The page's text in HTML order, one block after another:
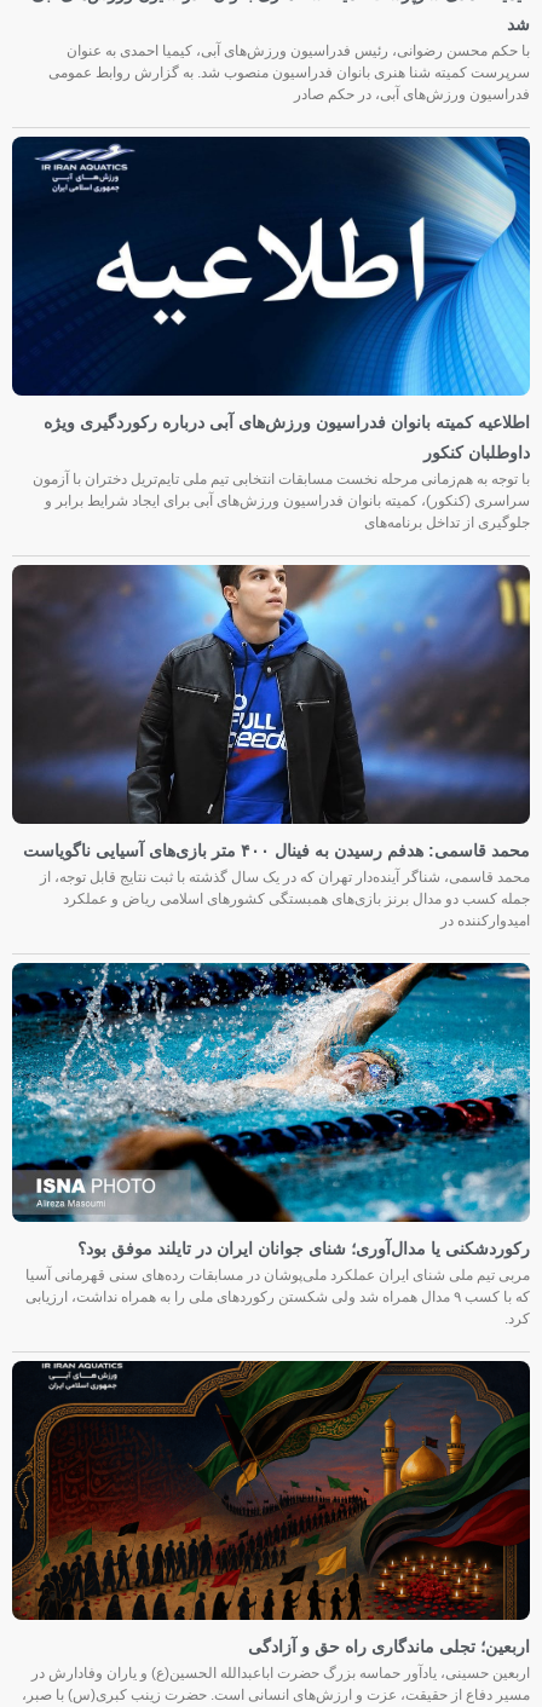
شد
با حکم محسن رضوانی، رئیس فدراسیون ورزش‌های آبی، کیمیا احمدی به عنوان
سرپرست کمیته شنا هنری بانوان فدراسیون منصوب شد. به گزارش روابط عمومی
فدراسیون ورزش‌های آبی، در حکم صادر
اطلاعیه کمیته بانوان فدراسیون ورزش‌های آبی درباره رکوردگیری ویژه
داوطلبان کنکور
با توجه به هم‌زمانی مرحله نخست مسابقات انتخابی تیم ملی تایم‌تریل دختران با آزمون
سراسری (کنکور)، کمیته بانوان فدراسیون ورزش‌های آبی برای ایجاد شرایط برابر و
جلوگیری از تداخل برنامه‌های
محمد قاسمی: هدفم رسیدن به فینال ۴۰۰ متر بازی‌های آسیایی ناگویاست
محمد قاسمی، شناگر آینده‌دار تهران که در یک سال گذشته با ثبت نتایج قابل توجه، از
جمله کسب دو مدال برنز بازی‌های همبستگی کشورهای اسلامی ریاض و عملکرد
امیدوارکننده در
رکوردشکنی یا مدال‌آوری؛ شنای جوانان ایران در تایلند موفق بود؟
مربی تیم ملی شنای ایران عملکرد ملی‌پوشان در مسابقات رده‌های سنی قهرمانی آسیا
که با کسب ۹ مدال همراه شد ولی شکستن رکوردهای ملی را به همراه نداشت، ارزیابی
کرد.
اربعین؛ تجلی ماندگاری راه حق و آزادگی
اربعین حسینی، یادآور حماسه بزرگ حضرت اباعبدالله الحسین(ع) و یاران وفادارش در
مسیر دفاع از حقیقت، عزت و ارزش‌های انسانی است. حضرت زینب کبری(س) با صبر،